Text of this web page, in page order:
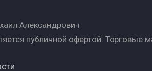
Александрович
публичной офертой. Торговые